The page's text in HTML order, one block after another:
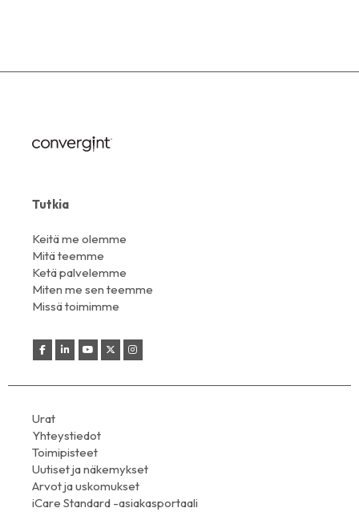
Tutkia
Keitä me olemme
Mitä teemme
Ketä palvelemme
Miten me sen teemme
Missä toimimme
Urat
Yhteystiedot
Toimipisteet
Uutiset ja näkemykset
Arvot ja uskomukset
iCare Standard -asiakasportaali